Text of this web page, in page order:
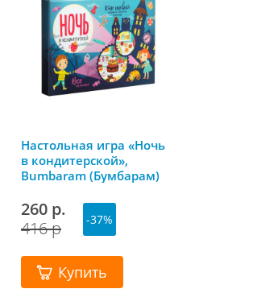
Настольная игра «Ночь
в кондитерской»,
Bumbaram (Бумбарам)
260 р.
416 р
-37%
Купить